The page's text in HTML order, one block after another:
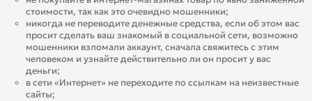
стоимости, так как это очевидно мошенники;
никогда не переводите денежные средства, если об этом вас
просит сделать ваш знакомый в социальной сети, возможно
мошенники взломали аккаунт, сначала свяжитесь с этим
человеком и узнайте действительно ли он просит у вас
деньги;
в сети «Интернет» не переходите по ссылкам на неизвестные
сайты;